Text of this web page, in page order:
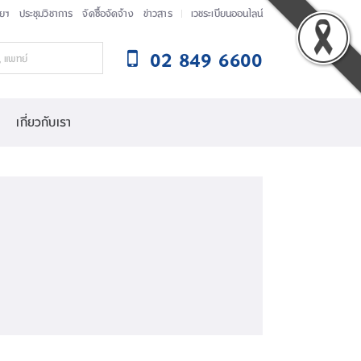
ฯ ประชุมวิชาการ จัดซื้อจัดจ้าง ข่าวสาร เวชระเบียนออนไลน์
02 849 6600
เกี่ยวกับเรา